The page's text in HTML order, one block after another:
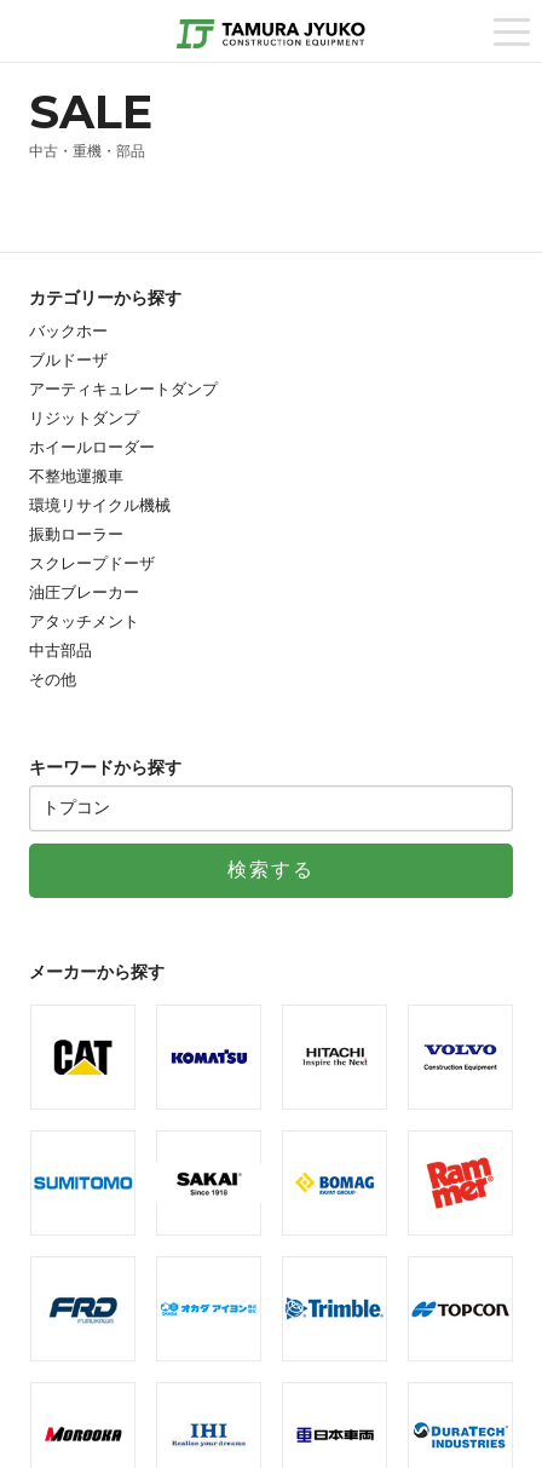
SALE
中古・重機・部品
カテゴリーから探す
バックホー
ブルドーザ
アーティキュレートダンプ
リジットダンプ
ホイールローダー
不整地運搬車
環境リサイクル機械
振動ローラー
スクレープドーザ
油圧ブレーカー
アタッチメント
中古部品
その他
キーワードから探す
メーカーから探す